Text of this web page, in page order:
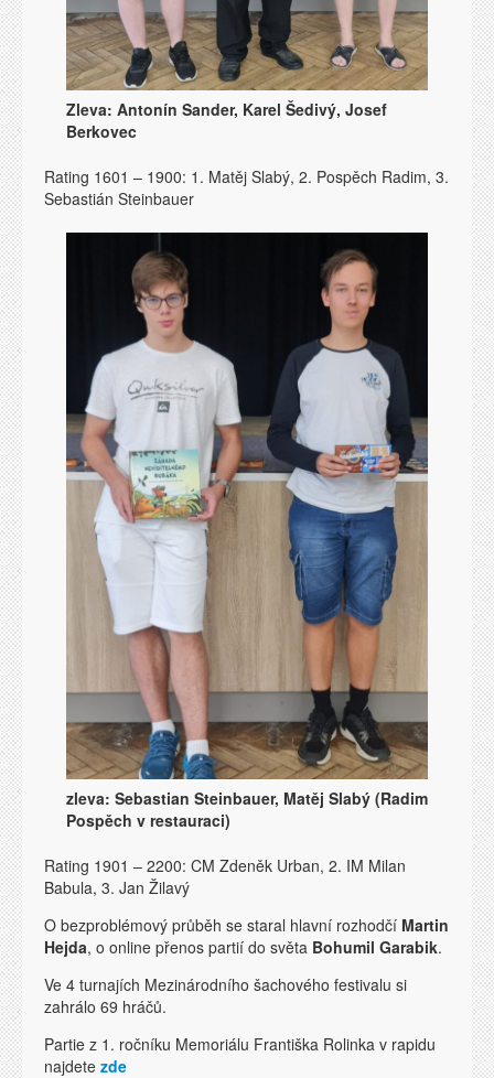
Zleva: Antonín Sander, Karel Šedivý, Josef
Berkovec
Rating 1601 – 1900: 1. Matěj Slabý, 2. Pospěch Radim, 3.
Sebastián Steinbauer
zleva: Sebastian Steinbauer, Matěj Slabý (Radim
Pospěch v restauraci)
Rating 1901 – 2200: CM Zdeněk Urban, 2. IM Milan
Babula, 3. Jan Žilavý
O bezproblémový průběh se staral hlavní rozhodčí Martin
Hejda, o online přenos partií do světa Bohumil Garabik.
Ve 4 turnajích Mezinárodního šachového festivalu si
zahrálo 69 hráčů.
Partie z 1. ročníku Memoriálu Františka Rolinka v rapidu
najdete zde